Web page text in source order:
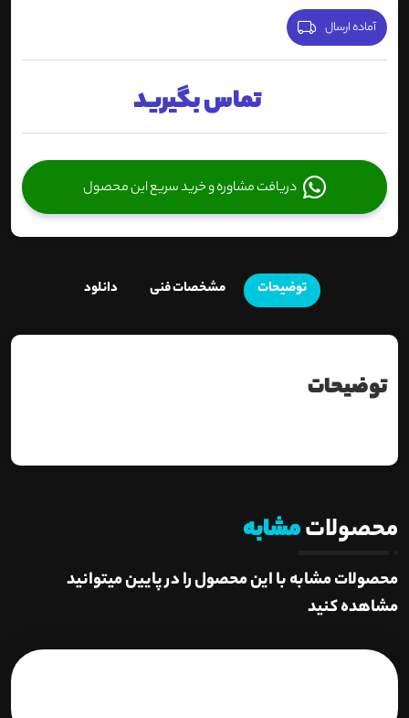
آماده ارسال
تماس بگیرید
دریافت مشاوره و خرید سریع این محصول
توضیحات مشخصات فنی دانلود
توضیحات
محصولاتمشابه
محصولات مشابه با این محصول را در پایین میتوانید
مشاهده کنید